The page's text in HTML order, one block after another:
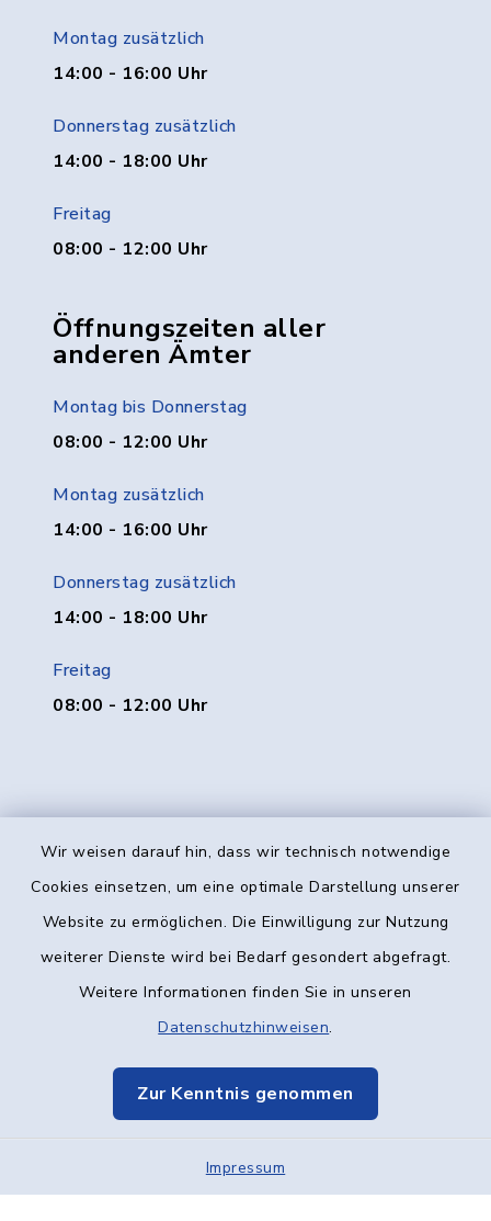
Wir weisen darauf hin, dass wir technisch notwendige
Cookies einsetzen, um eine optimale Darstellung unserer
Website zu ermöglichen. Die Einwilligung zur Nutzung
weiterer Dienste wird bei Bedarf gesondert abgefragt.
Weitere Informationen finden Sie in unseren
Datenschutzhinweisen.
Zur Kenntnis genommen
Impressum
Montag zusätzlich
14:00 - 16:00 Uhr
Donnerstag zusätzlich
14:00 - 18:00 Uhr
Freitag
08:00 - 12:00 Uhr
Öffnungszeiten aller
anderen Ämter
Montag bis Donnerstag
08:00 - 12:00 Uhr
Montag zusätzlich
14:00 - 16:00 Uhr
Donnerstag zusätzlich
14:00 - 18:00 Uhr
Freitag
08:00 - 12:00 Uhr
Kontakt
Datenschutz
Elektronische Kommunikation
Sitemap